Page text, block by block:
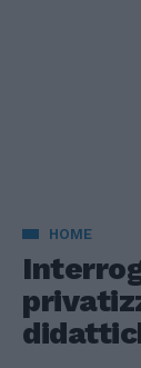
HOME